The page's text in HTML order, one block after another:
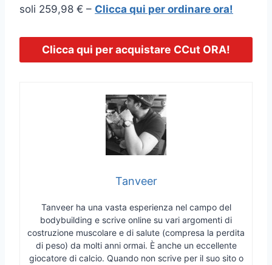
soli 259,98 € – Clicca qui per ordinare ora!
Clicca qui per acquistare CCut ORA!
Tanveer
Tanveer ha una vasta esperienza nel campo del
bodybuilding e scrive online su vari argomenti di
costruzione muscolare e di salute (compresa la perdita
di peso) da molti anni ormai. È anche un eccellente
giocatore di calcio. Quando non scrive per il suo sito o